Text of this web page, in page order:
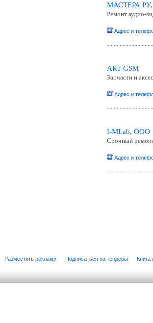
МАСТЕРА РУ,
Ремонт аудио-
Адрес и
ART-GSM
Запчасти и
Адрес и
I-MLab, ООО
Срочный
Адрес и
Разместить рекламу Подписаться на тендеры Книга